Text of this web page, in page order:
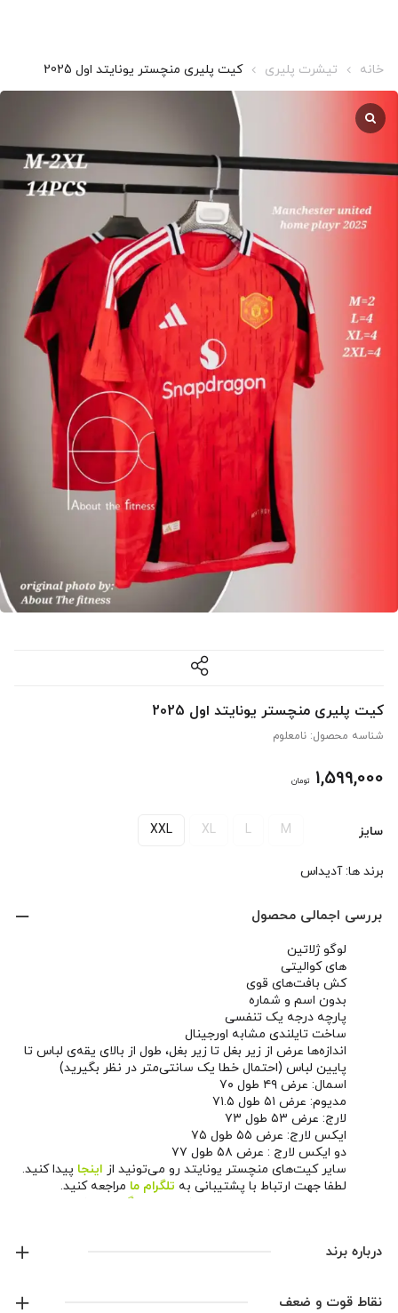
خانه تیشرت پلیری کیت پلیری منچستر یونایتد اول 2025
کیت پلیری منچستر یونایتد اول 2025
شناسه محصول: نامعلوم
1,599,000 تومان
سایز M
L
XL
XXL
برند ها:آدیداس
بررسی اجمالی محصول
لوگو ژلاتین
های کوالیتی
کش بافت‌های قوی
بدون اسم و شماره
پارچه درجه یک تنفسی
ساخت تایلندی مشابه اورجینال
اندازه‌ها عرض از زیر بغل تا زیر بغل، طول از بالای یقه‌ی لباس تا
پایین لباس (احتمال خطا یک سانتی‌متر در نظر بگیرید)
اسمال: عرض ۴۹ طول ۷۰
مدیوم: عرض ۵۱ طول ۷۱.۵
لارج: عرض ۵۳ طول ۷۳
ایکس لارج: عرض ۵۵ طول ۷۵
دو ایکس لارج : عرض ۵۸ طول ۷۷
سایر کیت‌های منچستر یونایتد رو می‌تونید از اینجا پیدا کنید.
لطفا جهت ارتباط با پشتیبانی به تلگرام ما مراجعه کنید.
صفحه اینستاگرام ما
درباره برند
آدیداس
نقاط قوت و ضعف